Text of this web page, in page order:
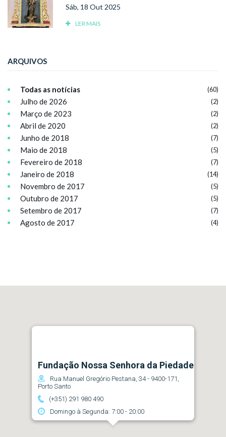
Sáb, 18 Out 2025
LER MAIS
ARQUIVOS
Todas as notícias (60)
Julho de 2026 (2)
Março de 2023 (2)
Abril de 2020 (2)
Junho de 2018 (7)
Maio de 2018 (5)
Fevereiro de 2018 (7)
Janeiro de 2018 (14)
Novembro de 2017 (5)
Outubro de 2017 (5)
Setembro de 2017 (7)
Agosto de 2017 (4)
Fundação Nossa Senhora da Piedade
Rua Manuel Gregório Pestana, 34 - 9400-171,
Porto Santo
(+351) 291 980 490
Domingo à Segunda: 7:00 - 20:00